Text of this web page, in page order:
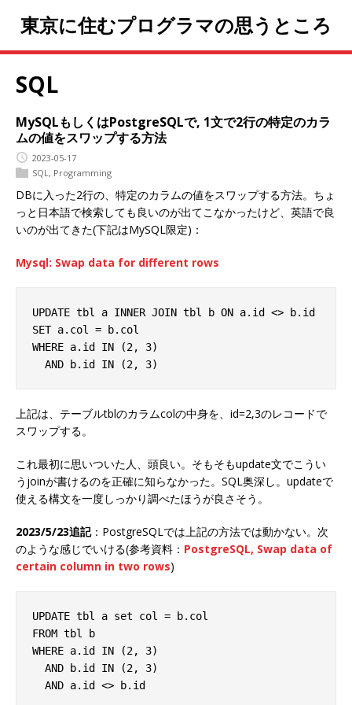
東京に住むプログラマの思うところ
SQL
MySQLもしくはPostgreSQLで, 1文で2行の特定のカラ
ムの値をスワップする方法
2023-05-17
SQL , Programming
DBに入った2行の、特定のカラムの値をスワップする方法。ちょ
っと日本語で検索しても良いのが出てこなかったけど、英語で良
いのが出てきた(下記はMySQL限定)：
Mysql: Swap data for different rows
UPDATE tbl a INNER JOIN tbl b ON a.id <> b.id
SET a.col = b.col
WHERE a.id IN (2, 3)
上記は、テーブルtblのカラムcolの中身を、id=2,3のレコードで
スワップする。
これ最初に思いついた人、頭良い。そもそもupdate文でこうい
うjoinが書けるのを正確に知らなかった。SQL奥深し。updateで
使える構文を一度しっかり調べたほうが良さそう。
2023/5/23追記：PostgreSQLでは上記の方法では動かない。次
のような感じでいける(参考資料： PostgreSQL, Swap data of
certain column in two rows)
UPDATE tbl a set col = b.col
FROM tbl b
WHERE a.id IN (2, 3)
  AND b.id IN (2, 3)